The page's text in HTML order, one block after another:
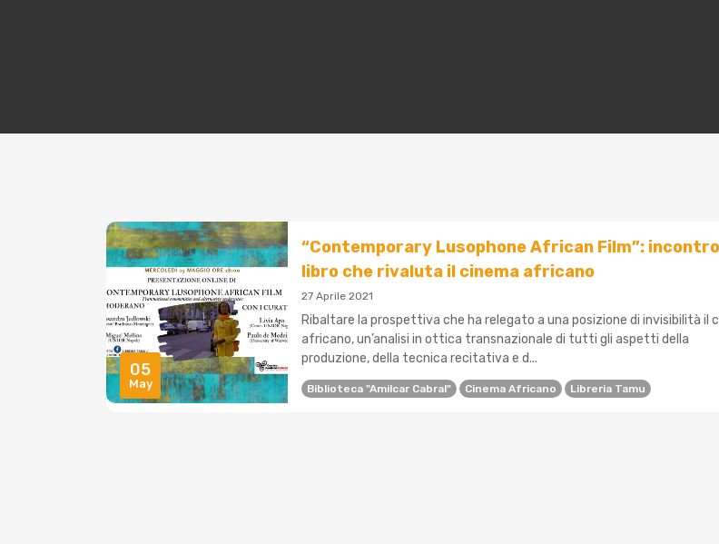
05
May
“Contemporary Lusophone African Film”:
libro che rivaluta il cinema africano
27 Aprile 2021
Ribaltare la prospettiva che ha relegato a una posizione di invisibilità il
africano, un’analisi in ottica transnazionale di tutti gli aspetti della
produzione, della tecnica recitativa e d...
Biblioteca "Amilcar Cabral" Cinema Africano Libreria Tamu